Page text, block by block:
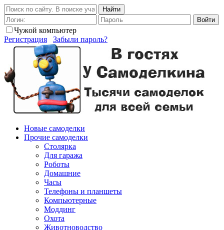
Найти
Войти
Чужой компьютер
Регистрация
Забыли пароль?
Новые самоделки
Прочие самоделки
Столярка
Для гаража
Роботы
Домашние
Часы
Телефоны и планшеты
Компьютерные
Моддинг
Охота
Животноводство